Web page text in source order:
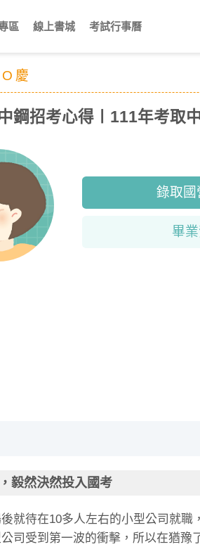
慶
鋼招考心得〡111年考取
錄取國
畢
毅然決然投入國考
就待在10多人左右的小型公司就
司受到第一波的衝擊，所以在猶
區 線上書城 考試行事曆